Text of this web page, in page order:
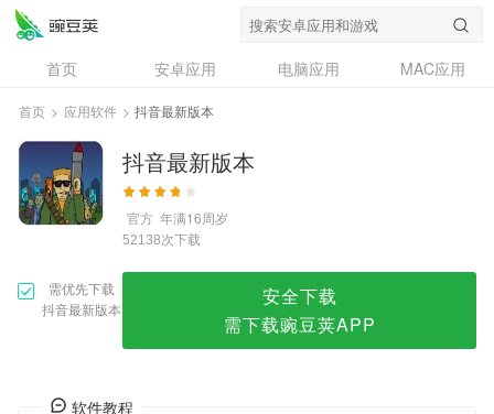
首页 安卓应用 电脑应用
MAC应用
资讯
专题
问答
首页 > 应用软件 > 抖音最新版本
抖音最新版本
官方 年满16周岁
52138次下载
需优先下载
抖音最新版本
安全下载
需下载豌豆荚APP
软件教程